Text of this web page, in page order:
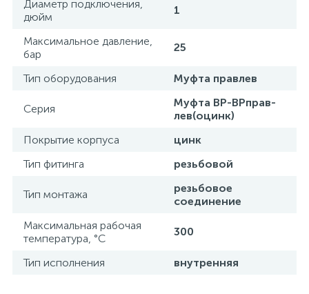
Диаметр подключения,
дюйм
1
Максимальное давление,
бар
25
Тип оборудования Муфта правлев
Серия
Муфта ВР-ВРправ-
лев(оцинк)
Покрытие корпуса
цинк
Тип фитинга
резьбовой
Тип монтажа
резьбовое
соединение
Максимальная рабочая
температура, °С
300
Тип исполнения внутренняя